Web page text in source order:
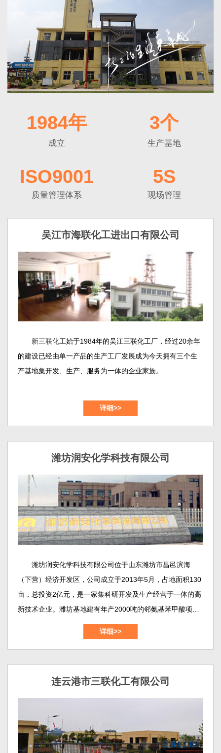
1984年
成立
3个
生产基地
ISO9001
质量管理体系
5S
现场管理
吴江市海联化工进出口有限公司
新三联化工始于1984年的吴江三联化工厂，经过20余年
的建设已经由单一产品的生产工厂发展成为今天拥有三个生
产基地集开发、生产、服务为一体的企业家族。
吴江市新三联化工有限公司和吴江市海联化工进出口有
限公司位于苏州大市的南面，紧邻上海、交通便利、风景秀
详细>>
潍坊润安化学科技有限公司
潍坊润安化学科技有限公司位于山东潍坊市昌邑滨海
（下营）经济开发区，公司成立于2013年5月，占地面积130
亩，总投资2亿元，是一家集科研开发及生产经营于一体的高
新技术企业。潍坊基地建有年产2000吨的邻氨基苯甲酸项
目、年产800吨的2,2-二硫二本甲酸（DTSA）项目、年产
1000吨的靛红酸酐(dtbc)项目，年产300吨的邻氨基苯甲酸甲
详细>>
连云港市三联化工有限公司